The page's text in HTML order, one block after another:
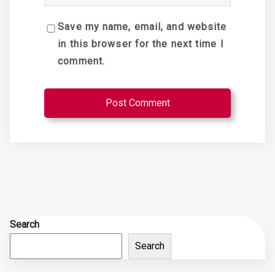
Save my name, email, and website
in this browser for the next time I
comment.
Search
Search